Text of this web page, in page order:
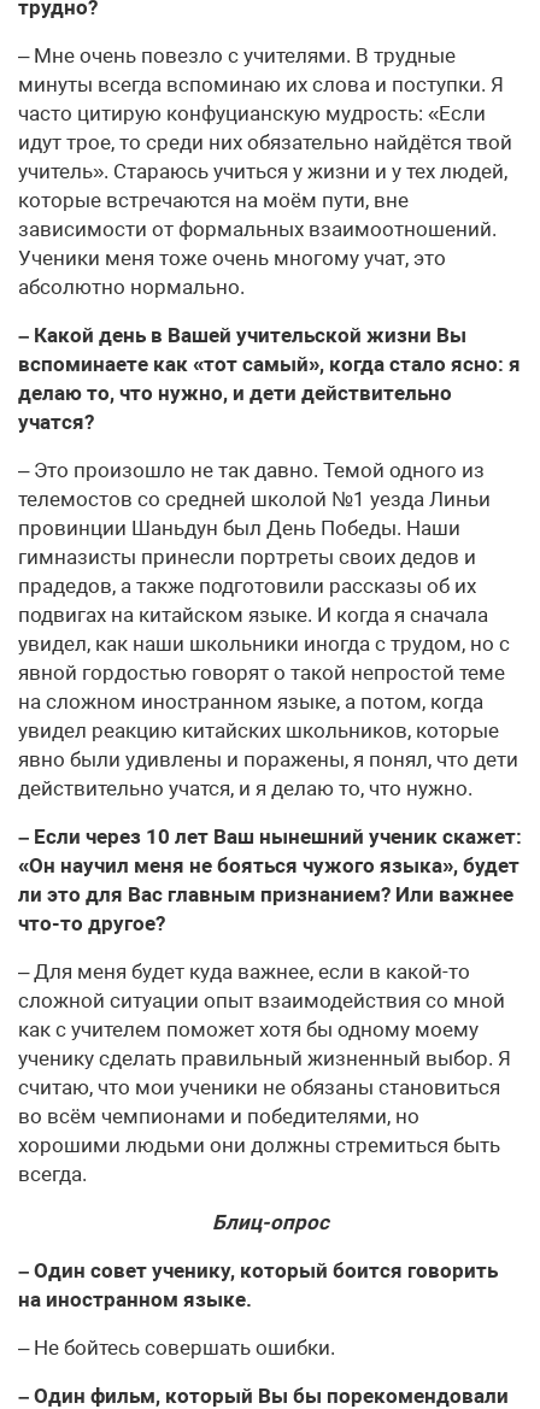
трудно?
– Мне очень повезло с учителями. В трудные
минуты всегда вспоминаю их слова и поступки. Я
часто цитирую конфуцианскую мудрость: «Если
идут трое, то среди них обязательно найдётся твой
учитель». Стараюсь учиться у жизни и у тех людей,
которые встречаются на моём пути, вне
зависимости от формальных взаимоотношений.
Ученики меня тоже очень многому учат, это
абсолютно нормально.
– Какой день в Вашей учительской жизни Вы
вспоминаете как «тот самый», когда стало ясно: я
делаю то, что нужно, и дети действительно
учатся?
– Это произошло не так давно. Темой одного из
телемостов со средней школой №1 уезда Линьи
провинции Шаньдун был День Победы. Наши
гимназисты принесли портреты своих дедов и
прадедов, а также подготовили рассказы об их
подвигах на китайском языке. И когда я сначала
увидел, как наши школьники иногда с трудом, но с
явной гордостью говорят о такой непростой теме
на сложном иностранном языке, а потом, когда
увидел реакцию китайских школьников, которые
явно были удивлены и поражены, я понял, что дети
действительно учатся, и я делаю то, что нужно.
– Если через 10 лет Ваш нынешний ученик скажет:
«Он научил меня не бояться чужого языка», будет
ли это для Вас главным признанием? Или важнее
что-то другое?
– Для меня будет куда важнее, если в какой-то
сложной ситуации опыт взаимодействия со мной
как с учителем поможет хотя бы одному моему
ученику сделать правильный жизненный выбор. Я
считаю, что мои ученики не обязаны становиться
во всём чемпионами и победителями, но
хорошими людьми они должны стремиться быть
всегда.
Блиц-опрос
– Один совет ученику, который боится говорить
на иностранном языке.
– Не бойтесь совершать ошибки.
– Один фильм, который Вы бы порекомендовали